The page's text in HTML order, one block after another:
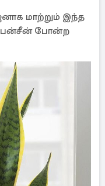
மாற்றும் இந்த
பென்சீன் போன்ற